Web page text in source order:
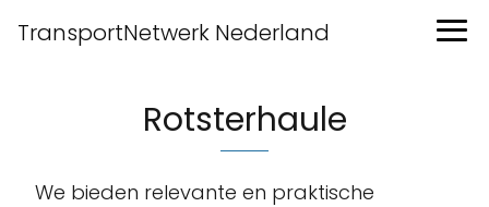
TransportNetwerk Nederland
Rotsterhaule
We bieden relevante en praktische